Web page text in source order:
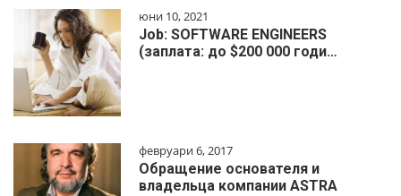
юни 10, 2021
Job: SOFTWARE ENGINEERS
(заплата: до $200 000 годи…
февруари 6, 2017
Обращение основателя и
владельца компании ASTRA